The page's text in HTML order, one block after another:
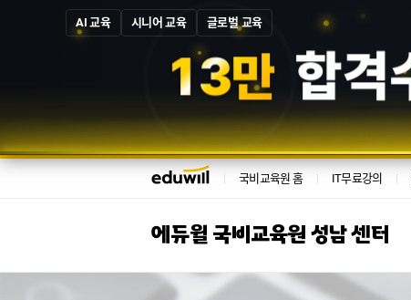
AI 교육 시니어 교육 글로벌 교육
13만 합격
국비교육원 홈 IT무료강의
에듀윌 국비교육원 성남 센터